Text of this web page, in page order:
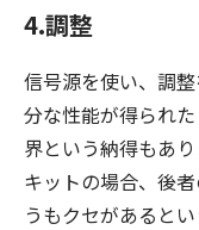
4.調整
信号源を使い、調
分な性能が得られ
界という納得もあ
キットの場合、後
うもクセがあると